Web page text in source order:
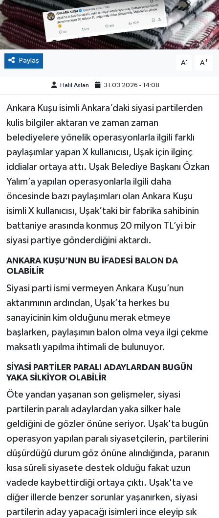
Paylaş A- A+
Halil Aslan 31.03.2026 - 14:08
Ankara Kuşu isimli Ankara’daki siyasi partilerden
kulis bilgiler aktaran ve zaman zaman
belediyelere yönelik operasyonlarla ilgili farklı
paylaşımlar yapan X kullanıcısı, Uşak için ilginç
iddialar ortaya attı. Uşak Belediye Başkanı Özkan
Yalım’a yapılan operasyonlarla ilgili daha
öncesinde bazı paylaşımları olan Ankara Kuşu
isimli X kullanıcısı, Uşak’taki bir fabrika sahibinin
battaniye arasında konmuş 20 milyon TL’yi bir
siyasi partiye gönderdiğini aktardı.
ANKARA KUŞU'NUN BU İFADESİ BALON DA
OLABİLİR
Siyasi parti ismi vermeyen Ankara Kuşu’nun
aktarımının ardından, Uşak’ta herkes bu
sanayicinin kim olduğunu merak etmeye
başlarken, paylaşımın balon olma veya ilgi çekme
maksatlı yapılma ihtimali de bulunuyor.
SİYASİ PARTİLER PARALI ADAYLARDAN BUGÜN
YAKA SİLKİYOR OLABİLİR
Öte yandan yaşanan son gelişmeler, siyasi
partilerin paralı adaylardan yaka silker hale
geldiğini de gözler önüne seriyor. Uşak'ta bugün
operasyon yapılan paralı siyasetçilerin, partilerini
düşürdüğü durum göz önüne alındığında, paranın
kısa süreli siyasete destek olduğu fakat uzun
vadede kaybettirdiği ortaya çıktı. Uşak'ta ve
diğer illerde benzer sorunlar yaşanırken, siyasi
partilerin aday yapacağı isimleri ince eleyip sık